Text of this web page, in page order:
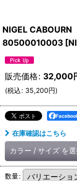
NIGEL CABOURN
80500010003 [
販売価格: 32,000
(税込: 35,200円)
在庫確認はこちら
カラー / サイズ を
数量: